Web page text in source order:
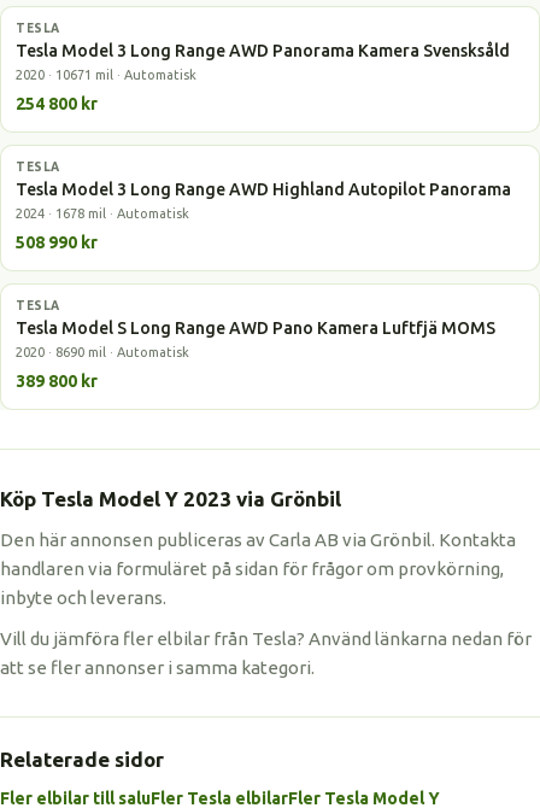
Elbil
TESLA
Tesla Model 3 Long Range AWD Panorama Kamera Svensksåld
2020 · 10671 mil · Automatisk
254 800 kr
Elbil
TESLA
Tesla Model 3 Long Range AWD Highland Autopilot Panorama
2024 · 1678 mil · Automatisk
508 990 kr
Elbil
TESLA
Tesla Model S Long Range AWD Pano Kamera Luftfjä MOMS
2020 · 8690 mil · Automatisk
389 800 kr
Köp Tesla Model Y 2023 via Grönbil
Den här annonsen publiceras av Carla AB via Grönbil. Kontakta
handlaren via formuläret på sidan för frågor om provkörning,
inbyte och leverans.
Vill du jämföra fler elbilar från Tesla? Använd länkarna nedan för
att se fler annonser i samma kategori.
Relaterade sidor
Fler elbilar till saluFler Tesla elbilarFler Tesla Model Y